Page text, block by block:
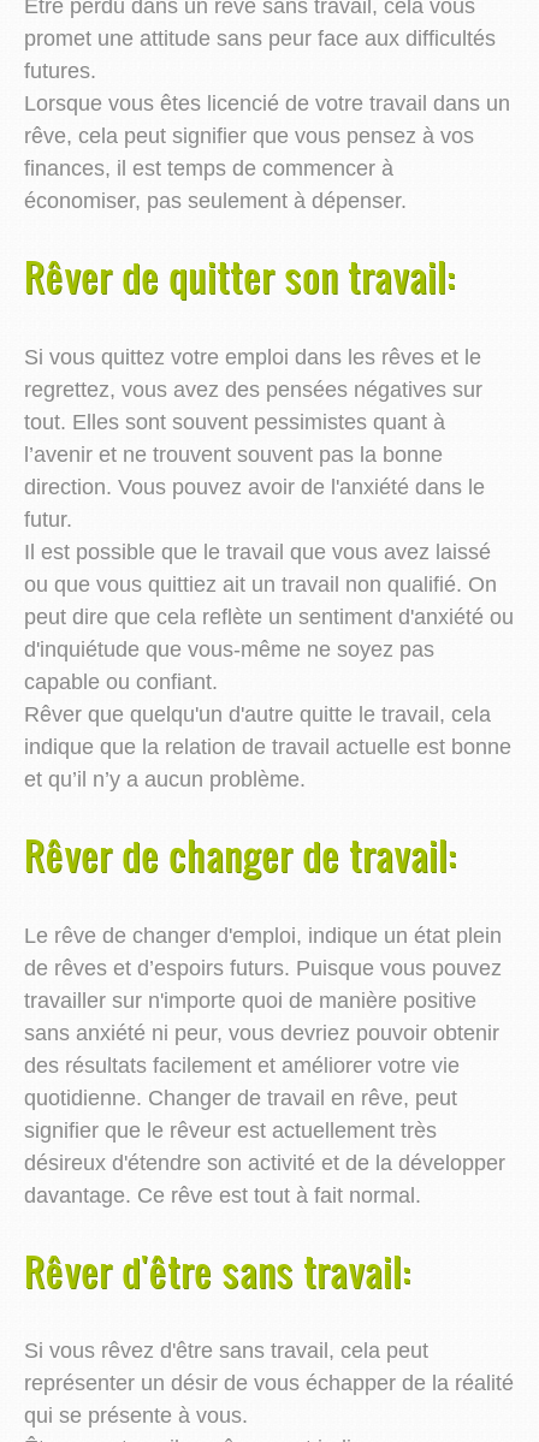
Être perdu dans un rêve sans travail, cela vous
promet une attitude sans peur face aux difficultés
futures.
Lorsque vous êtes licencié de votre travail dans un
rêve, cela peut signifier que vous pensez à vos
finances, il est temps de commencer à
économiser, pas seulement à dépenser.
Rêver de quitter son travail:
Si vous quittez votre emploi dans les rêves et le
regrettez, vous avez des pensées négatives sur
tout. Elles sont souvent pessimistes quant à
l’avenir et ne trouvent souvent pas la bonne
direction. Vous pouvez avoir de l'anxiété dans le
futur.
Il est possible que le travail que vous avez laissé
ou que vous quittiez ait un travail non qualifié. On
peut dire que cela reflète un sentiment d'anxiété ou
d'inquiétude que vous-même ne soyez pas
capable ou confiant.
Rêver que quelqu'un d'autre quitte le travail, cela
indique que la relation de travail actuelle est bonne
et qu’il n’y a aucun problème.
Rêver de changer de travail:
Le rêve de changer d'emploi, indique un état plein
de rêves et d’espoirs futurs. Puisque vous pouvez
travailler sur n'importe quoi de manière positive
sans anxiété ni peur, vous devriez pouvoir obtenir
des résultats facilement et améliorer votre vie
quotidienne. Changer de travail en rêve, peut
signifier que le rêveur est actuellement très
désireux d'étendre son activité et de la développer
davantage. Ce rêve est tout à fait normal.
Rêver d'être sans travail:
Si vous rêvez d'être sans travail, cela peut
représenter un désir de vous échapper de la réalité
qui se présente à vous.